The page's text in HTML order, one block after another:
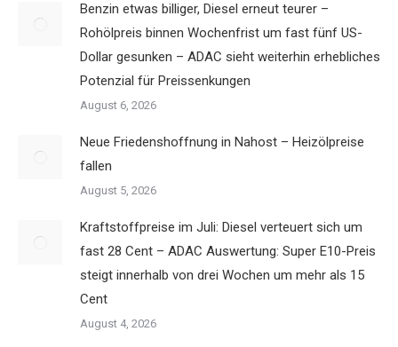
Benzin etwas billiger, Diesel erneut teurer –
Rohölpreis binnen Wochenfrist um fast fünf US-
Dollar gesunken – ADAC sieht weiterhin erhebliches
Potenzial für Preissenkungen
August 6, 2026
Neue Friedenshoffnung in Nahost – Heizölpreise
fallen
August 5, 2026
Kraftstoffpreise im Juli: Diesel verteuert sich um
fast 28 Cent – ADAC Auswertung: Super E10-Preis
steigt innerhalb von drei Wochen um mehr als 15
Cent
August 4, 2026